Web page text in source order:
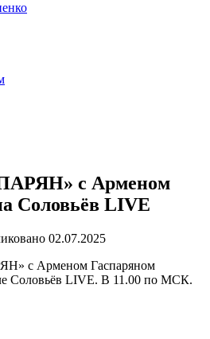
с Арменом
Соловьёв LIVE
02.07.2025
с Арменом Гаспаряном
Соловьёв LIVE. В 11.00 по МСК.